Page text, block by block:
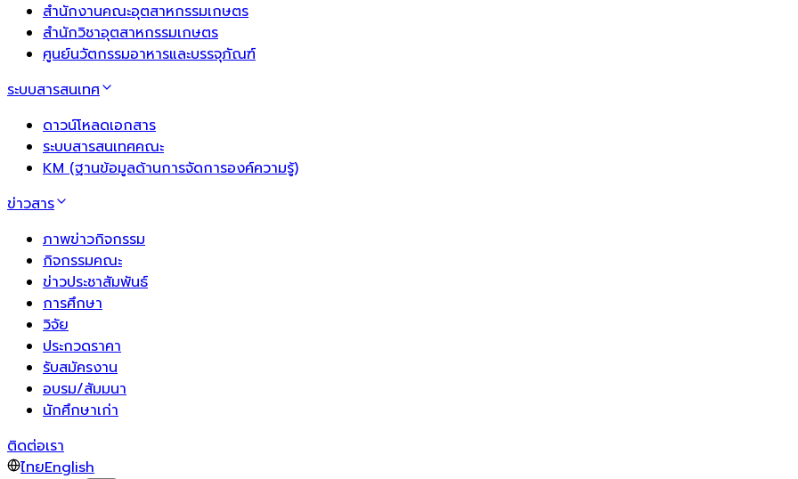
สำนักงานคณะอุตสาหกรรมเกษตร
สำนักวิชาอุตสาหกรรมเกษตร
ศูนย์นวัตกรรมอาหารและบรรจุภัณฑ์
ระบบสารสนเทศ
ดาวน์โหลดเอกสาร
ระบบสารสนเทศคณะ
KM (ฐานข้อมูลด้านการจัดการองค์ความรู้)
ข่าวสาร
ภาพข่าวกิจกรรม
กิจกรรมคณะ
ข่าวประชาสัมพันธ์
การศึกษา
วิจัย
ประกวดราคา
รับสมัครงาน
อบรม/สัมมนา
นักศึกษาเก่า
ติดต่อเรา
ไทยEnglish